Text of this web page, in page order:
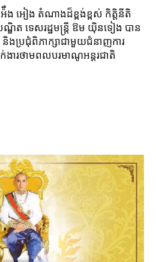
ង អៀង តំណាងដ៏ខ្ពង់ខ្ពស់ កិត្តិនីតិ
ត ទេសរដ្ឋមន្ត្រី ឱម យ៉ិនទៀង បាន
ងប្រជុំពិភាក្សាជាមួយជំនាញការ
ងារថាមពលបរមាណូអន្តរជាតិ